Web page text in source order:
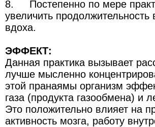
8.
Постепенно по мере
увеличить
вдоха.
ЭФФЕКТ:
Данная практика вызывает
лучше мысленно
этой пранаямы организм
газа (продукта газообмена) и
Это положительно влияет на
активность мозга, работу